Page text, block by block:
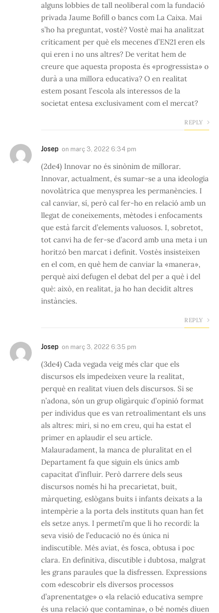
alguns lobbies de tall neoliberal com la fundació
privada Jaume Bofill o bancs com La Caixa. Mai
s’ho ha preguntat, vostè? Vostè mai ha analitzat
críticament per què els mecenes d’EN21 eren els
qui eren i no uns altres? De veritat hem de
creure que aquesta proposta és «progressista» o
durà a una millora educativa? O en realitat
estem posant l’escola als interessos de la
societat entesa exclusivament com el mercat?
REPLY
Josep on març 3, 2022 6:34 pm
(2de4) Innovar no és sinònim de millorar.
Innovar, actualment, és sumar-se a una ideologia
novolàtrica que menysprea les permanències. I
cal canviar, sí, però cal fer-ho en relació amb un
llegat de coneixements, mètodes i enfocaments
que està farcit d’elements valuosos. I, sobretot,
tot canvi ha de fer-se d’acord amb una meta i un
horitzó ben marcat i definit. Vostès insisteixen
en el com, en què hem de canviar la «manera»,
perquè així defugen el debat del per a què i del
què: això, en realitat, ja ho han decidit altres
instàncies.
REPLY
Josep on març 3, 2022 6:35 pm
(3de4) Cada vegada veig més clar que els
discursos els impedeixen veure la realitat,
perquè en realitat viuen dels discursos. Si se
n’adona, són un grup oligàrquic d’opinió format
per individus que es van retroalimentant els uns
als altres: miri, si no em creu, qui ha estat el
primer en aplaudir el seu article.
Malauradament, la manca de pluralitat en el
Departament fa que siguin els únics amb
capacitat d’influir. Però darrere dels seus
discursos només hi ha precarietat, buit,
màrqueting, eslògans buits i infants deixats a la
intempèrie a la porta dels instituts quan han fet
els setze anys. I permeti’m que li ho recordi: la
seva visió de l’educació no és única ni
indiscutible. Més aviat, és fosca, obtusa i poc
clara. En definitiva, discutible i dubtosa, malgrat
les grans paraules que la disfressen. Expressions
com «descobrir els diversos processos
d’aprenentatge» o «la relació educativa sempre
és una relació que contamina», o bé només diuen